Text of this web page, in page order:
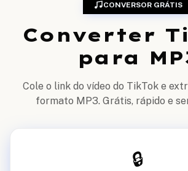
CONVERSOR GRÁTIS
Converter
para
Cole o link do vídeo do TikTok e
formato MP3. Grátis, rápido e
🔒